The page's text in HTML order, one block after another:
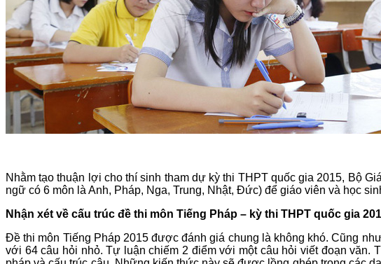
Nhằm tạo thuận lợi cho thí sinh tham dự kỳ thi THPT quốc gia 2015, Bộ
ngữ có 6 môn là Anh, Pháp, Nga, Trung, Nhật, Đức) để giáo viên và học
Nhận xét về cấu trúc đề thi môn Tiếng Pháp – kỳ thi THPT quốc gia
Đề thi môn Tiếng Pháp 2015 được đánh giá chung là không khó. Cũng
với 64 câu hỏi nhỏ. Tự luận chiếm 2 điểm với một câu hỏi viết đoạn